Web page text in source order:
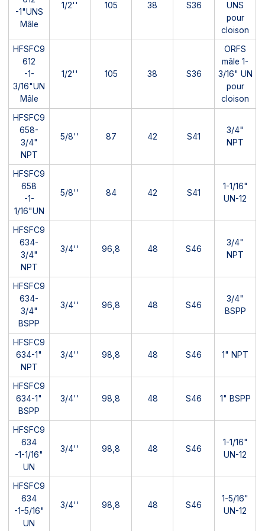
-1"UNS
Mâle
1/2'' 105 38 S36
UNS
pour
cloison
HFSFC9
612
-1-
3/16"UN
Mâle
1/2'' 105 38 S36
ORFS
mâle 1-
3/16" UN
pour
cloison
HFSFC9
658-
3/4"
NPT
5/8'' 87 42 S41
3/4"
NPT
HFSFC9
658
-1-
1/16"UN
5/8'' 84 42 S41
1-1/16"
UN-12
HFSFC9
634-
3/4"
NPT
3/4'' 96,8 48 S46
3/4"
NPT
HFSFC9
634-
3/4"
BSPP
3/4'' 96,8 48 S46
3/4"
BSPP
HFSFC9
634-1"
NPT
3/4'' 98,8 48 S46 1" NPT
HFSFC9
634-1"
BSPP
3/4'' 98,8 48 S46 1" BSPP
HFSFC9
634
-1-1/16"
UN
3/4'' 98,8 48 S46
1-1/16"
UN-12
HFSFC9
634
-1-5/16"
UN
3/4'' 98,8 48 S46
1-5/16"
UN-12